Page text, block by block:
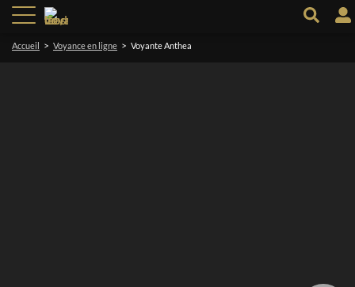
Accueil > Voyance en ligne > Voyante Anthea